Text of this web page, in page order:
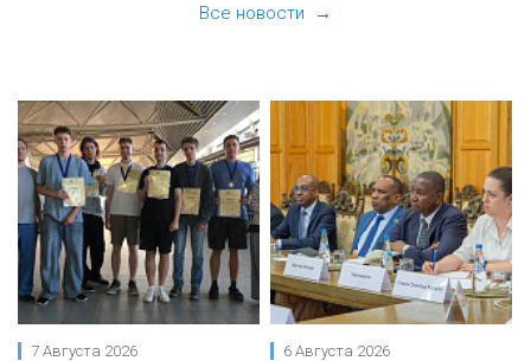
Все новости →
7 Августа 2026 6 Августа 2026